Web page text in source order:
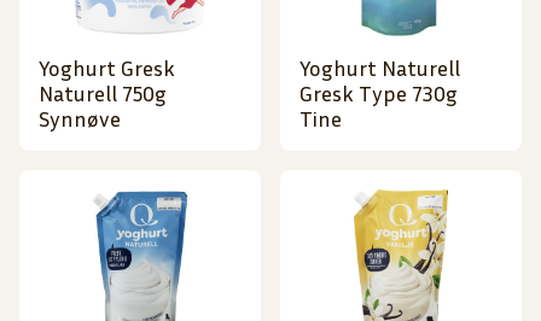
Yoghurt Gresk
Naturell 750g
Synnøve
Yoghurt Naturell
Gresk Type 730g
Tine